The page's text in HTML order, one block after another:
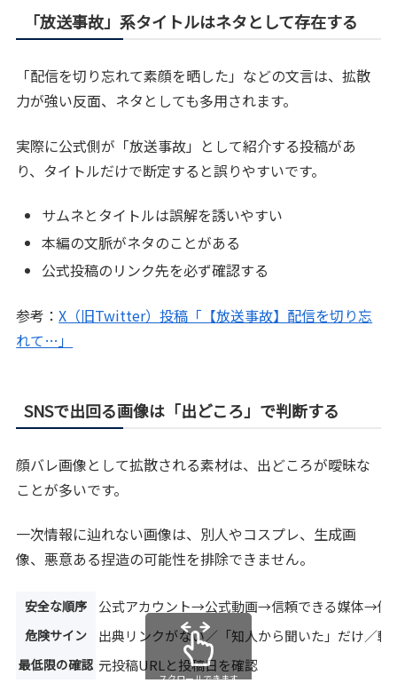
「放送事故」系タイトルはネタとして存在する
「配信を切り忘れて素顔を晒した」などの文言は、拡散
力が強い反面、ネタとしても多用されます。
実際に公式側が「放送事故」として紹介する投稿があ
り、タイトルだけで断定すると誤りやすいです。
サムネとタイトルは誤解を誘いやすい
本編の文脈がネタのことがある
公式投稿のリンク先を必ず確認する
参考：X（旧Twitter）投稿「【放送事故】配信を切り忘
れて…」
SNSで出回る画像は「出どころ」で判断する
顔バレ画像として拡散される素材は、出どころが曖昧な
ことが多いです。
一次情報に辿れない画像は、別人やコスプレ、生成画
像、悪意ある捏造の可能性を排除できません。
安全な順序 公式アカウント→公式動画→信頼できる媒体→個
危険サイン 出典リンクがない／「知人から聞いた」だけ／転
最低限の確認 元投稿URLと投稿日を確認
スクロールできます